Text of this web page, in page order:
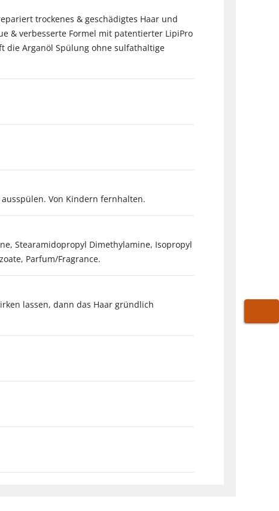
trockenes & geschädigtes Haar und
& verbesserte Formel mit patentierter LipiPro
die Arganöl Spülung ohne sulfathaltige
Von Kindern fernhalten.
Stearamidopropyl Dimethylamine, Isopropyl
Parfum/Fragrance.
lassen, dann das Haar gründlich